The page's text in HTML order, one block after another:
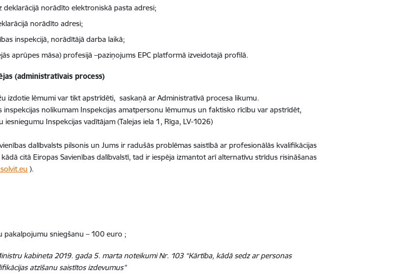
deklarācijā norādīto elektroniskā pasta adresi;
norādīto adresi;
inspekcijā, norādītājā darba laikā;
aprūpes māsa) profesijā –paziņojums EPC platformā izveidotajā profilā.
(administratīvais process)
izdotie lēmumi var tikt apstrīdēti, saskaņā ar Administratīvā procesa likumu.
inspekcijas nolikumam Inspekcijas amatpersonu lēmumus un faktisko rīcību var apstrīdēt,
iesniegumu Inspekcijas vadītājam (Talejas iela 1, Rīga, LV-1026)
dalībvalsts pilsonis un Jums ir radušās problēmas saistībā ar profesionālās kvalifikācijas
citā Eiropas Savienības dalībvalstī, tad ir iespēja izmantot arī alternatīvu strīdus risināšanas
).
pakalpojumu sniegšanu – 100 euro ;
kabineta 2019. gada 5. marta noteikumi Nr. 103 “Kārtība, kādā sedz ar personas
atzīšanu saistītos izdevumus”